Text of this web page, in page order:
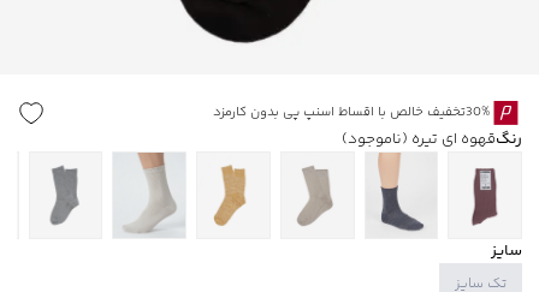
30%تخفیف خالص با اقساط اسنپ پی بدون کارمزد
رنگقهوه ای تیره (ناموجود)
سایز
تک سایز